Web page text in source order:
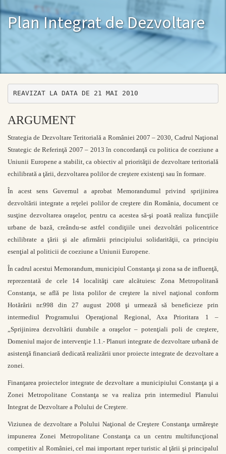
Plan Integrat de Dezvoltare
REAVIZAT LA DATA DE 21 MAI 2010
ARGUMENT
Strategia de Dezvoltare Teritorială a României 2007 – 2030, Cadrul Naţional
Strategic de Referinţă 2007 – 2013 în concordanţă cu politica de coeziune a
Uniunii Europene a stabilit, ca obiectiv al priorităţii de dezvoltare teritorială
echilibrată a ţării, dezvoltarea polilor de creştere existenţi sau în formare.
În acest sens Guvernul a aprobat Memorandumul privind sprijinirea
dezvoltării integrate a reţelei polilor de creştere din România, document ce
susţine dezvoltarea oraşelor, pentru ca acestea să-şi poată realiza funcţiile
urbane de bază, creându-se astfel condiţiile unei dezvoltări policentrice
echilibrate a ţării şi ale afirmării principiului solidarităţii, ca principiu
esenţial al politicii de coeziune a Uniunii Europene.
În cadrul acestui Memorandum, municipiul Constanţa şi zona sa de influenţă,
reprezentată de cele 14 localităţi care alcătuiesc Zona Metropolitană
Constanţa, se află pe lista polilor de creştere la nivel naţional conform
Hotărârii nr.998 din 27 august 2008 şi urmează să beneficieze prin
intermediul Programului Operaţional Regional, Axa Prioritara 1 –
„Sprijinirea dezvoltării durabile a oraşelor – potenţiali poli de creştere,
Domeniul major de intervenţie 1.1.- Planuri integrate de dezvoltare urbană de
asistenţă financiară dedicată realizării unor proiecte integrate de dezvoltare a
zonei.
Finanţarea proiectelor integrate de dezvoltare a municipiului Constanţa şi a
Zonei Metropolitane Constanţa se va realiza prin intermediul Planului
Integrat de Dezvoltare a Polului de Creştere.
Viziunea de dezvoltare a Polului Naţional de Creştere Constanţa urmăreşte
impunerea Zonei Metropolitane Constanţa ca un centru multifuncţional
competitiv al României, cel mai important reper turistic al ţării şi principalul